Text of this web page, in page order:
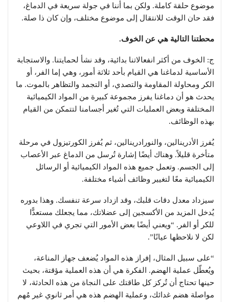
موضوع حلقة كاملة. ولكن بما أننا في جولة سريعة في الدماغ،
فقد حان الوقت للانتقال إلى موضوع مختلف، وإن كان ذا صلة.
محطتنا التالية هي عن الخوف.
ج: الخوف من أكثر انفعالاتنا بدائية، وقد نشأ لحمايتنا. والاستجابة
الأساسية لدماغنا هي القيام بأحد ثلاثة أمور، وهي إما الفر، أو
الكر ومحاولة المقاومة والتصدي، أو التجمد والتظاهر بالموت. ما
يحدث هو أن دماغنا يفرز مجموعة كبيرة من المواد الكيميائية
المختلفة وبعض العمليات التي تُغير أجسامنا لتتمكن من القيام
بهذه الوظائف.
يُفرز الأدرينالين، والنورادرينالين، ثم يُفرز الكورتيزول في مرحلة
متأخرة قليلاً. وهناك أيضًا إشارة تُرسل من الدماغ عبر الأعصاب
إلى الجسم. وتعمل جميع هذه المواد الكيميائية أو الرسائل
الكيميائية معًا لتغيير وظائف أشياء مختلفة.
سيزداد معدل دقات قلبك، وقد ازداد سرعة تنفسك. وهذا بدوره
يُدخل المزيد من الأكسجين إلى عضلاتك، مما يجعلك مستعدًّا
للكر أو الفر. “ويعني أيضًا بعض الأمور التي تجري في اللاوعي
لكن لا نلاحظها عيانًا”.
“على سبيل المثال، إفراز هذه المواد يُضعف جهاز المناعة،
ويُعطّل عملية الهضم. الفكرة هي أن هذه العملية مؤقتة، بحيث
حينها تحتاج أن تُركز كل طاقتك على النجاة من هذه الحادثة، لا
مواصلة هضم غدائك، وعملية الهضم هذه هي أمر ثانوي غير مُهم